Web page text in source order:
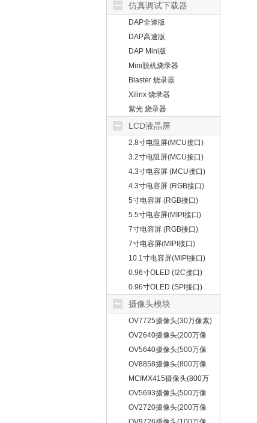
仿真调试下载器
DAP全速版
DAP高速版
DAP Mini版
Mini脱机烧录器
Blaster 烧录器
Xilinx 烧录器
紫光 烧录器
LCD液晶屏
2.8寸电阻屏(MCU接口)
3.2寸电阻屏(MCU接口)
4.3寸电容屏 (MCU接口)
4.3寸电容屏 (RGB接口)
5寸电容屏 (RGB接口)
5.5寸电容屏(MIPI接口)
7寸电容屏 (RGB接口)
7寸电容屏(MIPI接口)
10.1寸电容屏(MIPI接口)
0.96寸OLED (I2C接口)
0.96寸OLED (SPI接口)
摄像头模块
OV7725摄像头(30万像素)
OV2640摄像头(200万像
素)
OV5640摄像头(500万像
素)
OV8858摄像头(800万像
素)
MCIMX415摄像头(800万
像素)
OV5693摄像头(500万像
素)
OV2720摄像头(200万像